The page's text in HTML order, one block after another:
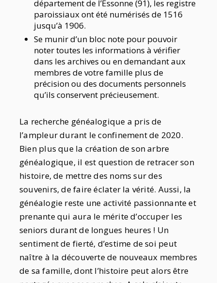
département de l’Essonne (91), les registre
paroissiaux ont été numérisés de 1516
jusqu’à 1906.
Se munir d’un bloc note pour pouvoir
noter toutes les informations à vérifier
dans les archives ou en demandant aux
membres de votre famille plus de
précision ou des documents personnels
qu’ils conservent précieusement.
La recherche généalogique a pris de
l’ampleur durant le confinement de 2020.
Bien plus que la création de son arbre
généalogique, il est question de retracer son
histoire, de mettre des noms sur des
souvenirs, de faire éclater la vérité. Aussi, la
généalogie reste une activité passionnante et
prenante qui aura le mérite d’occuper les
seniors durant de longues heures ! Un
sentiment de fierté, d’estime de soi peut
naître à la découverte de nouveaux membres
de sa famille, dont l’histoire peut alors être